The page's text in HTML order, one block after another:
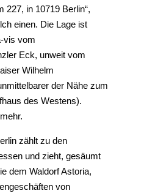
227, in 10719 Berlin“,
einen. Die Lage ist
vis vom
Eck, unweit vom
Wilhelm
der Nähe zum
des Westens).
zählt zu den
und zieht, gesäumt
dem Waldorf Astoria,
von